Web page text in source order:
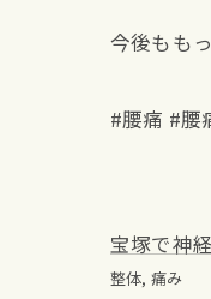
今後もも
#腰痛 #腰
宝塚で神
整体 痛み